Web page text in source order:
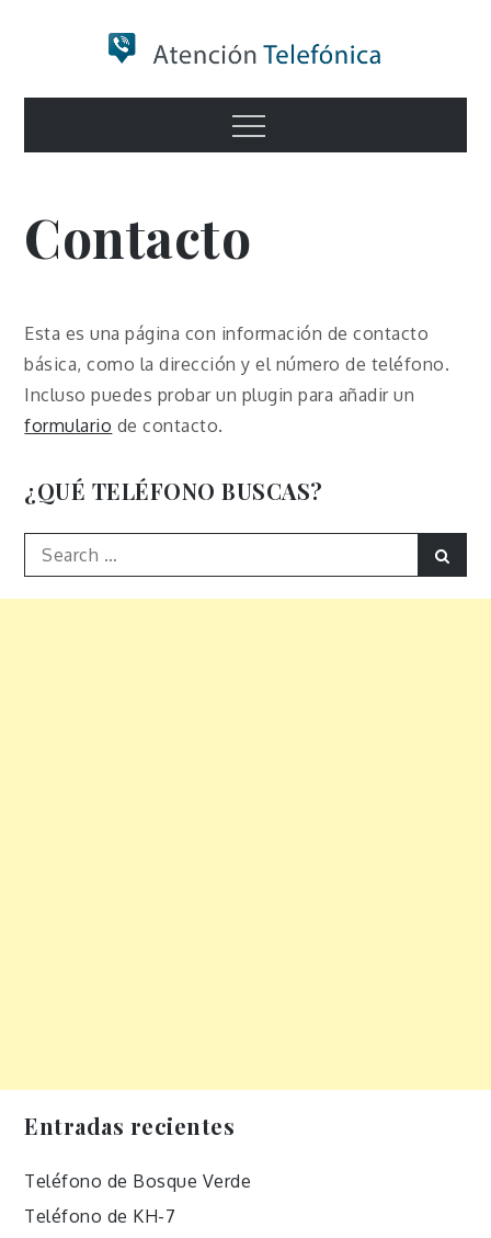
Numero de
Información
Menu
Contacto
Esta es una página con información de contacto
básica, como la dirección y el número de teléfono.
Incluso puedes probar un plugin para añadir un
formulario de contacto.
¿QUÉ TELÉFONO BUSCAS?
Search
for:
Entradas recientes
Teléfono de Bosque Verde
Teléfono de KH-7